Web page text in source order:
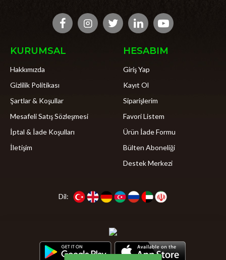
KURUMSAL
Hakkımızda
Gizlilik Politikası
Şartlar & Koşullar
Mesafeli Satış Sözleşmesi
İptal & İade Koşulları
İletişim
HESABIM
Giriş Yap
Kayıt Ol
Siparişlerim
Favori Listem
Ürün İade Formu
Bülten Aboneliği
Destek Merkezi
Dil: